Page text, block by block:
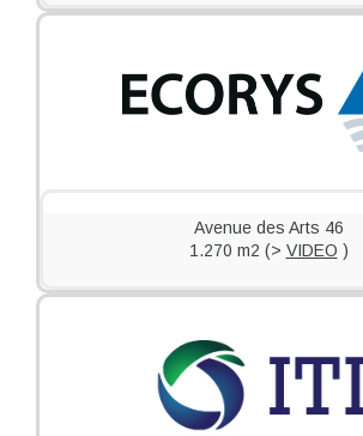
Avenue des Arts 46
1.270 m2 (> VIDEO )